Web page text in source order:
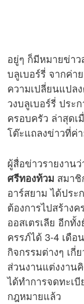
อยู่ๆ ก็มีหมายข่าว
บลูเบอร์รี่ จากค่า
ความเปลี่ยนแปล
วงบลูเบอร์รี่ ประ
ครอบครัว ล่าสุดเ
โต๊ะแถลงข่าวที่ค่
ผู้สื่อข่าวรายงานว่
ศรีทองท้วม สมาชิ
อาร์สยาม ได้ประ
ต้องการไปสร้าง
ออสเตรเลีย อีกทั้
ครรภ์ได้ 3-4 เดือ
กิจกรรมต่างๆ เกี่
ส่วนงานแต่งงาน
ได้ทำการจดทะเ
กฎหมายแล้ว